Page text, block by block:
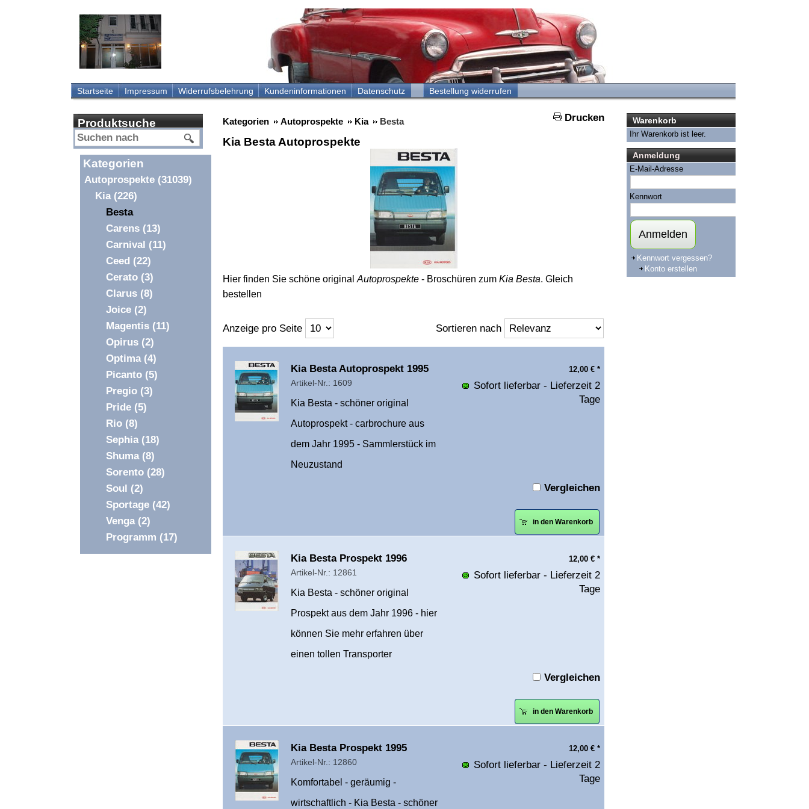
Startseite Impressum Widerrufsbelehrung Kundeninformationen Datenschutz Bestellung widerrufen
Produktsuche
Kategorien
Autoprospekte (31039)
Kia (226)
Besta
Carens (13)
Carnival (11)
Ceed (22)
Cerato (3)
Clarus (8)
Joice (2)
Magentis (11)
Opirus (2)
Optima (4)
Picanto (5)
Pregio (3)
Pride (5)
Rio (8)
Sephia (18)
Shuma (8)
Sorento (28)
Soul (2)
Sportage (42)
Venga (2)
Programm (17)
Warenkorb
Ihr Warenkorb ist leer.
Anmeldung
E-Mail-Adresse
Kennwort
Anmelden
Kennwort vergessen?
Konto erstellen
Drucken
Kategorien Autoprospekte Kia Besta
Kia Besta Autoprospekte
Hier finden Sie schöne original Autoprospekte - Broschüren zum Kia Besta. Gleich
bestellen
Anzeige pro Seite Sortieren nach
Überschrift
1
Kia Besta Autoprospekt 1995
Artikel-Nr.: 1609
Kia Besta - schöner original
Autoprospekt - carbrochure aus
dem Jahr 1995 - Sammlerstück im
Neuzustand
12,00 € *
Sofort lieferbar - Lieferzeit 2
Tage
Vergleichen
in den Warenkorb
Überschrift
1
Kia Besta Prospekt 1996
Artikel-Nr.: 12861
Kia Besta - schöner original
Prospekt aus dem Jahr 1996 - hier
können Sie mehr erfahren über
einen tollen Transporter
12,00 € *
Sofort lieferbar - Lieferzeit 2
Tage
Vergleichen
in den Warenkorb
Überschrift
1
Kia Besta Prospekt 1995
Artikel-Nr.: 12860
Komfortabel - geräumig -
wirtschaftlich - Kia Besta - schöner
12,00 € *
Sofort lieferbar - Lieferzeit 2
Tage